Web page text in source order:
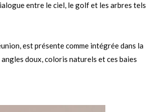
entre le ciel, le golf et les arbres tels
est présente comme intégrée dans la
doux, coloris naturels et ces baies